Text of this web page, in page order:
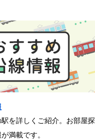
を詳しくご紹介。お部屋探
満載です。